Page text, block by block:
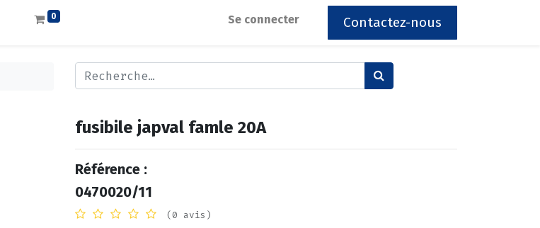
0 Se connecter Contactez-nous
fusibile japval famle 20A
Référence :
0470020/11
(0 avis)